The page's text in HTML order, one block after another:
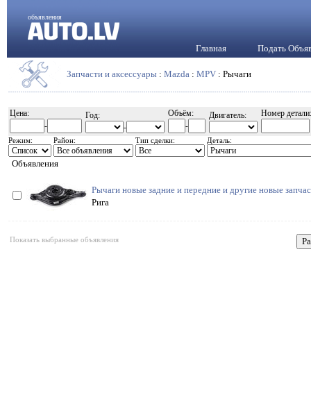
объявления
Главная Подать
Запчасти и аксессуары : Mazda : MPV : Рычаги
Цена:
-
Год:
-
Объём:
-
Двигатель: Номер детали:
Режим: Район: Тип сделки: Деталь:
Объявления
Рычаги новые задние и передние и другие новые
Рига
Показать выбранные объявления